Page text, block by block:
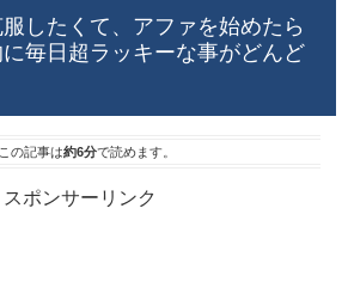
したくて、アファを始めたら
毎日超ラッキーな事がどんど
この記事は約6分で読めます。
スポンサーリンク